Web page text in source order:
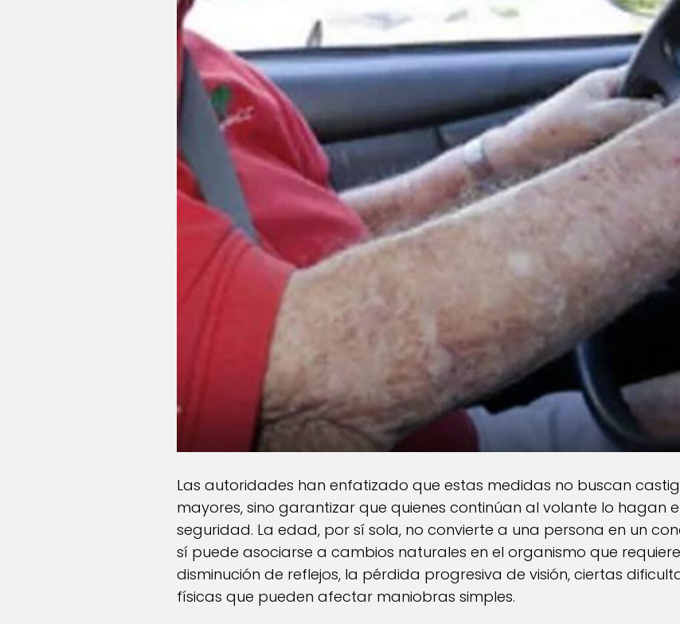
Las autoridades han enfatizado que estas medidas no buscan
mayores, sino garantizar que quienes continúan al volante lo hagan
seguridad. La edad, por sí sola, no convierte a una persona en un
sí puede asociarse a cambios naturales en el organismo que
disminución de reflejos, la pérdida progresiva de visión, ciertas
físicas que pueden afectar maniobras simples.